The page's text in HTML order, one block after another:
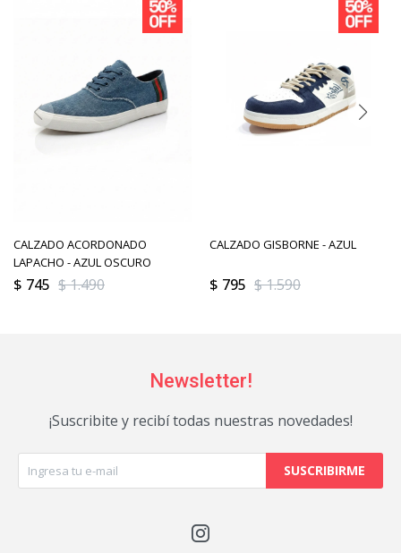
CALZADO ACORDONADO
LAPACHO - AZUL OSCURO
$ 745 $1.490
CALZADO GISBORNE - AZUL
$ 795 $1.590
Newsletter!
¡Suscribite y recibí todas nuestras novedades!
SUSCRIBIRME
